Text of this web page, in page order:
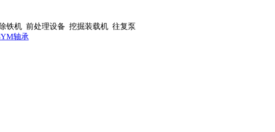
机 前处理设备 挖掘装载机 往复泵
轴承